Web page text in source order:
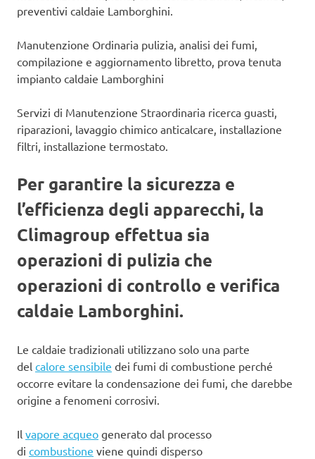
preventivi caldaie Lamborghini.
Manutenzione Ordinaria pulizia, analisi dei fumi,
compilazione e aggiornamento libretto, prova tenuta
impianto caldaie Lamborghini
Servizi di Manutenzione Straordinaria ricerca guasti,
riparazioni, lavaggio chimico anticalcare, installazione
filtri, installazione termostato.
Per garantire la sicurezza e
l’efficienza degli apparecchi, la
Climagroup effettua sia
operazioni di pulizia che
operazioni di controllo e verifica
caldaie Lamborghini.
Le caldaie tradizionali utilizzano solo una parte
del calore sensibile dei fumi di combustione perché
occorre evitare la condensazione dei fumi, che darebbe
origine a fenomeni corrosivi.
Il vapore acqueo generato dal processo
di combustione viene quindi disperso